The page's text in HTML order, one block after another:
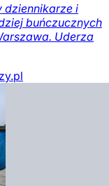
dziennikarze i
buńczucznych
Uderza